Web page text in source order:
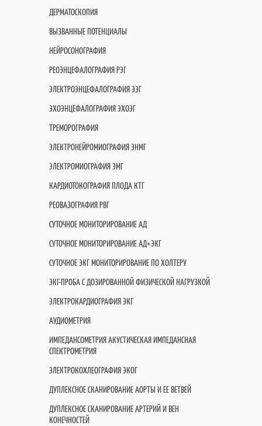
ДЕРМАТОСКОПИЯ
ВЫЗВАННЫЕ ПОТЕНЦИАЛЫ
НЕЙРОСОНОГРАФИЯ
РЕОЭНЦЕФАЛОГРАФИЯ РЭГ
ЭЛЕКТРОЭНЦЕФАЛОГРАФИЯ ЭЭГ
ЭХОЭНЦЕФАЛОГРАФИЯ ЭХОЭГ
ТРЕМОРОГРАФИЯ
ЭЛЕКТРОНЕЙРОМИОГРАФИЯ ЭНМГ
ЭЛЕКТРОМИОГРАФИЯ ЭМГ
КАРДИОТОКОГРАФИЯ ПЛОДА КТГ
РЕОВАЗОГРАФИЯ РВГ
СУТОЧНОЕ МОНИТОРИРОВАНИЕ АД
СУТОЧНОЕ МОНИТОРИРОВАНИЕ АД+ЭКГ
СУТОЧНОЕ ЭКГ МОНИТОРИРОВАНИЕ ПО ХОЛТЕРУ
ЭКГ-ПРОБА С ДОЗИРОВАННОЙ ФИЗИЧЕСКОЙ НАГРУЗКОЙ
ЭЛЕКТРОКАРДИОГРАФИЯ ЭКГ
АУДИОМЕТРИЯ
ИМПЕДАНСОМЕТРИЯ АКУСТИЧЕСКАЯ ИМПЕДАНСНАЯ
СПЕКТРОМЕТРИЯ
ЭЛЕКТРОКОХЛЕОГРАФИЯ ЭКОГ
ДУПЛЕКСНОЕ СКАНИРОВАНИЕ АОРТЫ И ЕЕ ВЕТВЕЙ
ДУПЛЕКСНОЕ СКАНИРОВАНИЕ АРТЕРИЙ И ВЕН
КОНЕЧНОСТЕЙ